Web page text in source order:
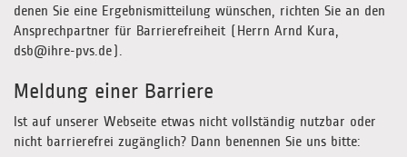
denen Sie eine Ergebnismitteilung wünschen, richten Sie an den
Ansprechpartner für Barrierefreiheit (Herrn Arnd Kura,
dsb@ihre-pvs.de).
Meldung einer Barriere
Ist auf unserer Webseite etwas nicht vollständig nutzbar oder
nicht barrierefrei zugänglich? Dann benennen Sie uns bitte: